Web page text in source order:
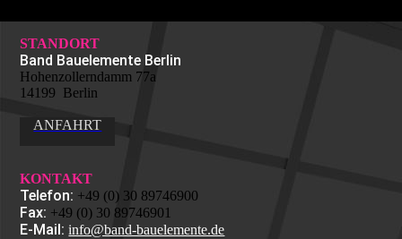
STANDORT
Band Bauelemente Berlin
Hohenzollerndamm 77a
14199 Berlin
ANFAHRT
KONTAKT
Telefon: +49 (0) 30 89746900
Fax: +49 (0) 30 89746901
E-Mail: info@band-bauelemente.de